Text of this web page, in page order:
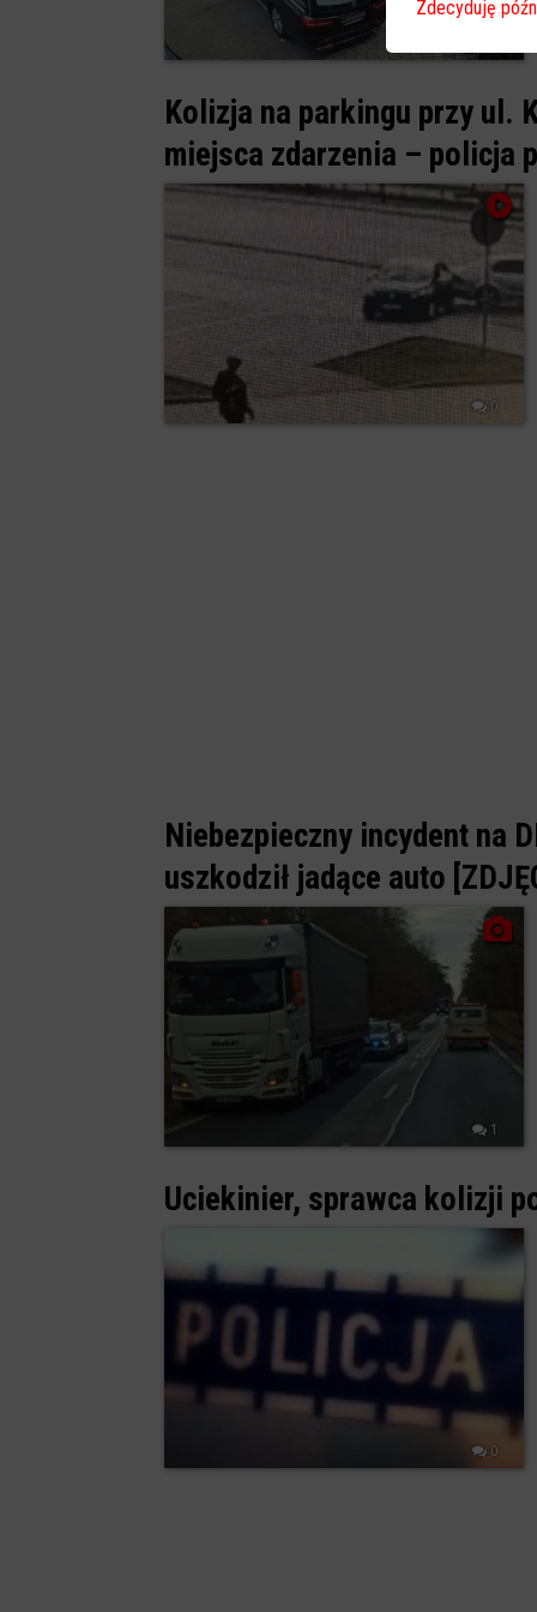
Kolizja na parkingu przy ul.
miejsca zdarzenia – policja
0
Niebezpieczny incydent na
uszkodził jadące auto
1
Uciekinier, sprawca kolizji
0
Zdecyduję